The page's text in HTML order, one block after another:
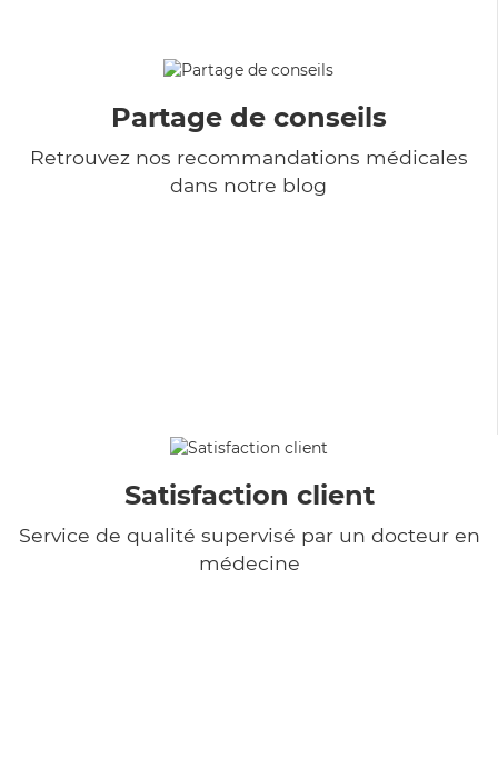
Partage de conseils
Retrouvez nos recommandations médicales
dans notre blog
Satisfaction client
Service de qualité supervisé par un docteur en
médecine